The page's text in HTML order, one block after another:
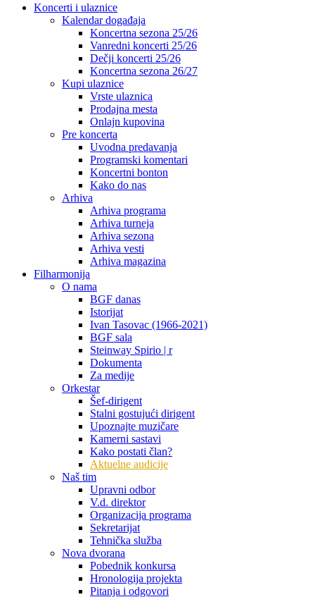
Koncerti i ulaznice
Kalendar događaja
Koncertna sezona 25/26
Vanredni koncerti 25/26
Dečji koncerti 25/26
Koncertna sezona 26/27
Kupi ulaznice
Vrste ulaznica
Prodajna mesta
Onlajn kupovina
Pre koncerta
Uvodna predavanja
Programski komentari
Koncertni bonton
Kako do nas
Arhiva
Arhiva programa
Arhiva turneja
Arhiva sezona
Arhiva vesti
Arhiva magazina
Filharmonija
O nama
BGF danas
Istorijat
Ivan Tasovac (1966-2021)
BGF sala
Steinway Spirio | r
Dokumenta
Za medije
Orkestar
Šef-dirigent
Stalni gostujući dirigent
Upoznajte muzičare
Kamerni sastavi
Kako postati član?
Aktuelne audicije
Naš tim
Upravni odbor
V.d. direktor
Organizacija programa
Sekretarijat
Tehnička služba
Nova dvorana
Pobednik konkursa
Hronologija projekta
Pitanja i odgovori